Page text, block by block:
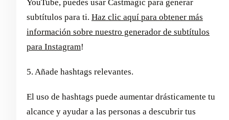
YouTube, puedes usar Castmagic para generar
subtítulos para ti. Haz clic aquí para obtener más
información sobre nuestro generador de subtítulos
para Instagram!
5. Añade hashtags relevantes.
El uso de hashtags puede aumentar drásticamente tu
alcance y ayudar a las personas a descubrir tus